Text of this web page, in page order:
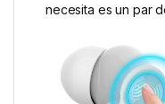
necesita es un par